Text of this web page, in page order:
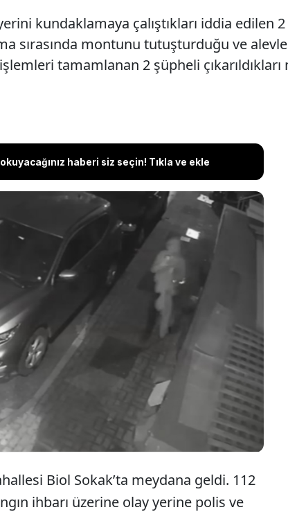
kundaklamaya çalıştıkları iddia edilen 2
sırasında montunu tutuşturduğu ve
tamamlanan 2 şüpheli
haberi siz seçin! Tıkla ve ekle
iş yerini kundaklamaya çalıştıkları iddia
alındı. Şüphelilerden birinin kundaklama
tutuşturduğu ve alevler içinde kaçtığı anlar
yansıdı. Emniyette işlemleri tamamlanan 2
mahkemece tutuklandı.
Biol Sokak’ta meydana geldi. 112
ihbarı üzerine olay yerine polis ve